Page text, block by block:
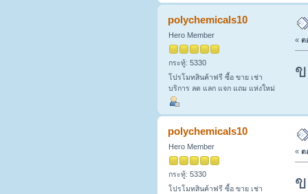
polychemicals10
Hero Member
กระทู้: 5330
โปรโมทสินค้าฟรี ซื้อ ขาย เช่า
บริการ ลด แลก แจก แถม แห่งใหม่
« ต
polychemicals10
Hero Member
กระทู้: 5330
โปรโมทสินค้าฟรี ซื้อ ขาย เช่า
« ต